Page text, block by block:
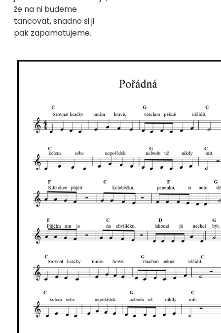
že na ni budeme
tancovat, snadno si ji
pak zapamatujeme.